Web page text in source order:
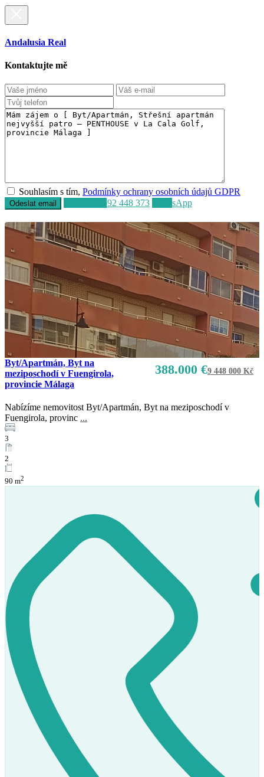
Prodej
K dispozici
Andalusia Real
Kontaktujte mě
Souhlasím s tím,Podmínky ochrany osobních údajů GDPR
+34 692 448 373 WhatsApp
388.000 €9 448 000 Kč
Byt/Apartmán, Byt na
meziposchodí v Fuengirola,
provincie Málaga
Nabízíme nemovitost Byt/Apartmán, Byt na meziposchodí v
Fuengirola, provinc ...
3
2
90 m2